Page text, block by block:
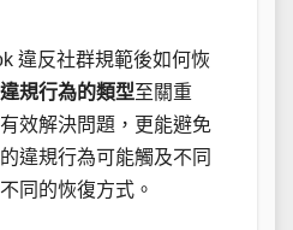
違反社群規範後如何恢
違規行為的類型至關重
效解決問題，更能避免
違規行為可能觸及不同
同的恢復方式。